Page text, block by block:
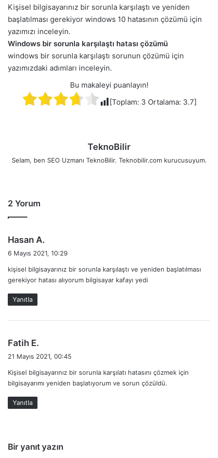
Kişisel bilgisayarınız bir sorunla karşılaştı ve yeniden
başlatılması gerekiyor windows 10 hatasının çözümü için
yazımızı inceleyin.
Windows bir sorunla karşılaştı hatası çözümü
windows bir sorunla karşılaştı sorunun çözümü için
yazımızdaki adımları inceleyin.
Bu makaleyi puanlayın!
[Toplam: 3 Ortalama: 3.7]
TeknoBilir
Selam, ben SEO Uzmanı TeknoBilir. Teknobilir.com kurucusuyum.
2 Yorum
Hasan A.
d
i
k
6 Mayıs 2021, 10:29
kişisel bilgisayarınız bir sorunla karşılaştı ve yeniden başlatılması
gerekiyor hatası alıyorum bilgisayar kafayı yedi
Yanıtla
Fatih E.
i
k
21 Mayıs 2021, 00:45
Kişisel bilgisayarınız bir sorunla karşılatı hatasını çözmek için
bilgisayarımı yeniden başlatıyorum ve sorun çözüldü.
Yanıtla
Bir yanıt yazın